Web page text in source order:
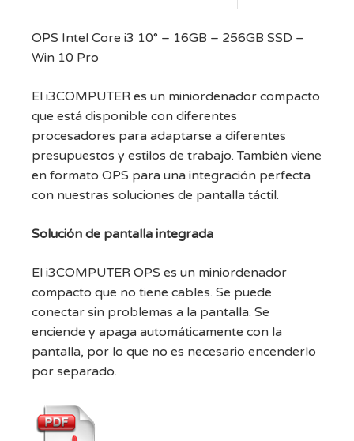
OPS Intel Core i3 10° – 16GB – 256GB SSD –
Win 10 Pro
El i3COMPUTER es un miniordenador compacto
que está disponible con diferentes
procesadores para adaptarse a diferentes
presupuestos y estilos de trabajo. También viene
en formato OPS para una integración perfecta
con nuestras soluciones de pantalla táctil.
Solución de pantalla integrada
El i3COMPUTER OPS es un miniordenador
compacto que no tiene cables. Se puede
conectar sin problemas a la pantalla. Se
enciende y apaga automáticamente con la
pantalla, por lo que no es necesario encenderlo
por separado.